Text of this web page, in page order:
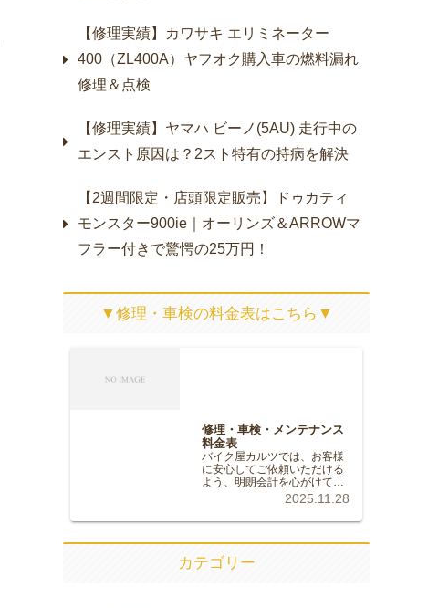
【修理実績】カワサキ エリミネーター
400（ZL400A）ヤフオク購入車の燃料漏れ
修理＆点検
【修理実績】ヤマハ ビーノ(5AU) 走行中の
エンスト原因は？2スト特有の持病を解決
【2週間限定・店頭限定販売】ドゥカティ
モンスター900ie｜オーリンズ＆ARROWマ
フラー付きで驚愕の25万円！
▼修理・車検の料金表はこちら▼
修理・車検・メンテナンス
料金表
バイク屋カルツでは、お客様
に安心してご依頼いただける
よう、明朗会計を心がけてお
ります。記載のない修理やカ
ご相談ください。※価格はす
す。※部品代は車種や仕様に
より変動します。正確な金額
は無料…
2025.11.28
カテゴリー